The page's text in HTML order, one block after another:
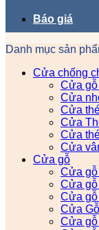
Báo giá
Danh mục sản
Cửa chống
Cửa
Cửa
Cửa
Cửa
Cửa
Cửa
Cửa gỗ
Cửa
Cửa gỗ
Cửa
Cửa
Cửa